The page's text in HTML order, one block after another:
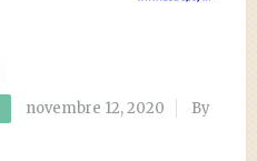
novembre 12, 2020
By